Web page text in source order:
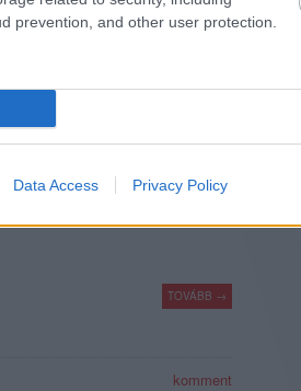
prevention, and other user protection.
Data Access Privacy Policy
komment
Rádióban, hétfőnként 22.40-
TOVÁBB →
komment